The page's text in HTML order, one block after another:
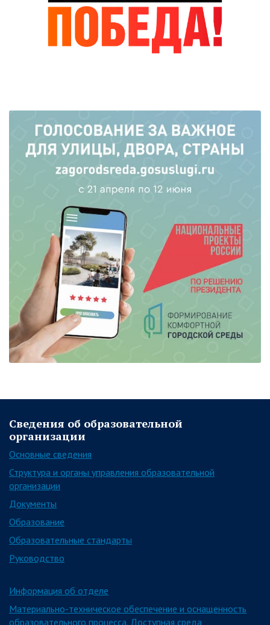
Сведения об образовательной
организации
Основные сведения
Структура и органы управления образовательной
организации
Документы
Образование
Образовательные стандарты
Руководство
Информация об отделе
Материально-техническое обеспечение и оснащенность
образовательного процесса. Доступная среда